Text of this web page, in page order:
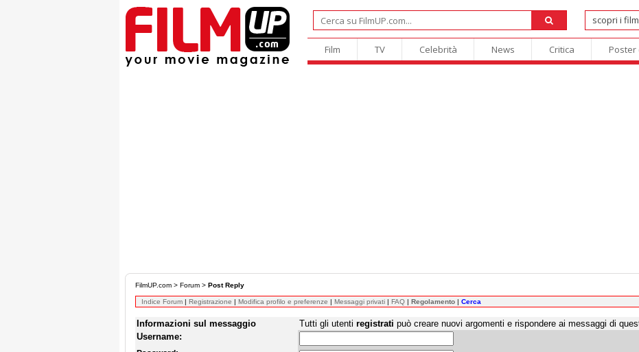
Film TV Celebrità News Critica Poster
FilmUP.com > Forum > Post Reply
Indice Forum | Registrazione | Modifica profilo e preferenze | Messaggi privati | FAQ | Regolamento | Cerca
Informazioni sul messaggio Tutti gli utenti registrati può creare nuovi argomenti e rispondere ai messaggi di
Username: